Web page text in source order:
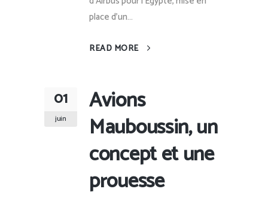
place d'un...
READ MORE
01
juin
Avions
Mauboussin, un
concept et une
prouesse